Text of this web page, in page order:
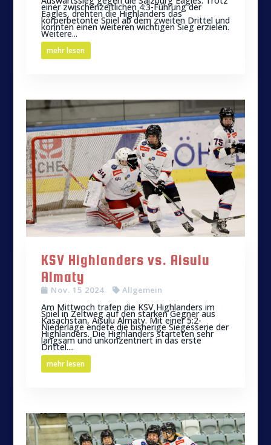
einer zwischenzeitlichen 4:3-Führung der
Eagles, drehten die Highlanders das
körperbetonte Spiel ab dem zweiten Drittel und
konnten einen weiteren wichtigen Sieg erzielen.
Weitere...
mehr lesen
KSV Highlanders vs. Aisulu
Almaty
Nov. 15 2024 Allgemein
Am Mittwoch trafen die KSV Highlanders im
Spiel in Zeltweg auf den starken Gegner aus
Kasachstan, Aisulu Almaty. Mit einer 5:2-
Niederlage endete die bisherige Siegesserie der
Highlanders. Die Highlanders starteten sehr
langsam und unkonzentriert in das erste
Drittel....
mehr lesen